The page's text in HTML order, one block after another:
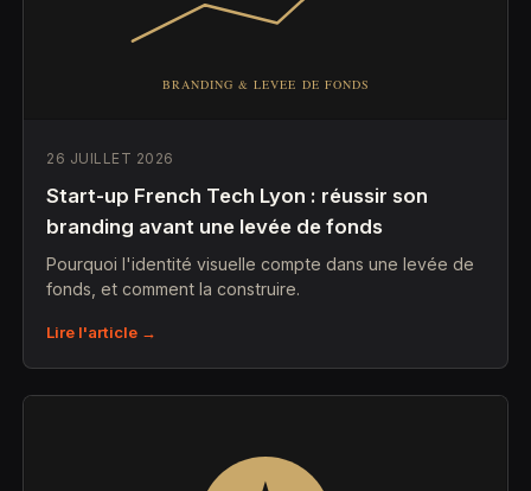
26 JUILLET 2026
Start-up French Tech Lyon : réussir son
branding avant une levée de fonds
Pourquoi l'identité visuelle compte dans une levée de
fonds, et comment la construire.
Lire l'article →